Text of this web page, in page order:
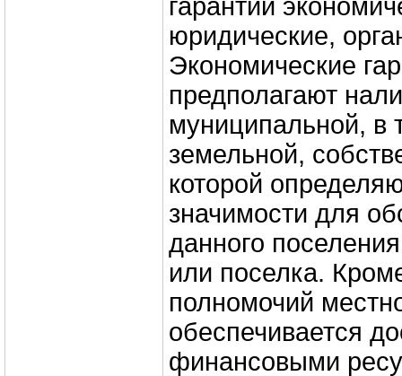
гарантии
юридические,
Экономические
предполагают
муниципальной, в
земельной,
которой
значимости для
данного
или поселка.
полномочий
обеспечивается
финансовыми